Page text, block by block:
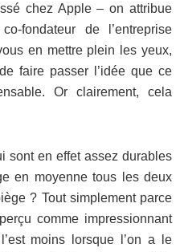
chez Apple – on attribue
fondateur de l’entreprise
en mettre plein les yeux,
faire passer l’idée que ce
Or clairement, cela
sont en effet assez durables
en moyenne tous les deux
? Tout simplement parce
comme impressionnant
moins lorsque l’on a le